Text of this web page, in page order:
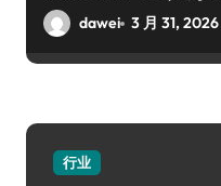
dawei 3 月 31, 2026
行业